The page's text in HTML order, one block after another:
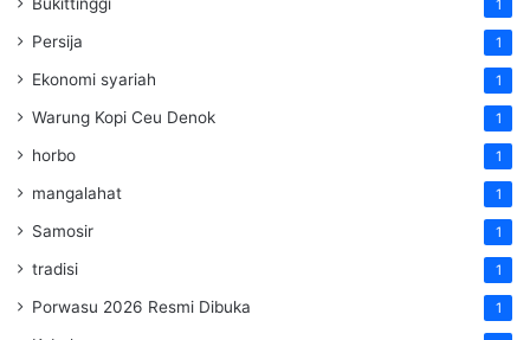
1
Persija 1
Ekonomi syariah 1
Warung Kopi Ceu Denok 1
horbo 1
mangalahat 1
Samosir 1
tradisi 1
Porwasu 2026 Resmi Dibuka 1